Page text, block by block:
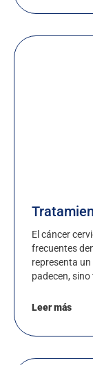
El cáncer
frecuentes
representa
padecen,
Leer más